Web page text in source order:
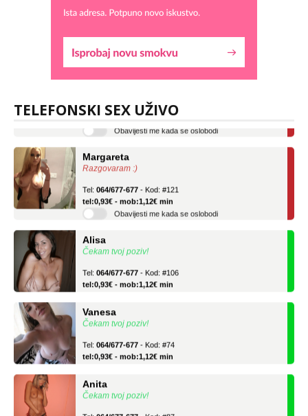
TELEFONSKI SEX UŽIVO
Liliana
tel:0,93€ - mob:1,12€ min
Razgovaram :)
tel:0,93€ - mob:1,12€ min
Obavijesti me kada se oslobodi
Čekam tvoj poziv!
tel:0,93€ - mob:1,12€ min
Čekam tvoj poziv!
tel:0,93€ - mob:1,12€ min
Čekam tvoj poziv!